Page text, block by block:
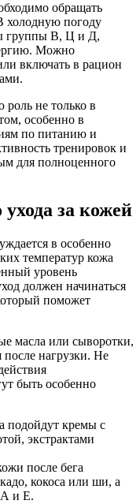
обращать
холодную погоду
группы В, Ц и Д,
Можно
включать в рацион
не только в
особенно в
по питанию и
тренировок и
для полноценного
ухода за кожей
в особенно
температур кожа
уровень
должен начинаться
поможет
масла или сыворотки,
после нагрузки. Не
быть особенно
подойдут кремы с
экстрактами
после бега
кокоса или ши, а
А и Е.